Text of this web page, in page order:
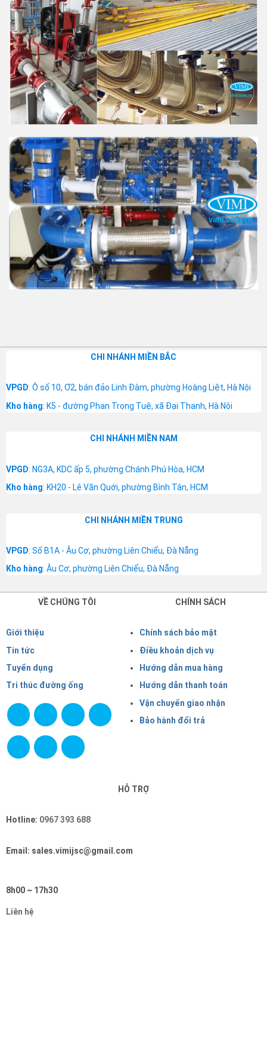
CHI NHÁNH MIỀN BẮC
VPGD: Ô số 10, Ơ2, bán đảo Linh Đàm, phường Hoàng Liệt, Hà Nội
Kho hàng: K5 - đường Phan Trọng Tuệ, xã Đại Thanh, Hà Nội
CHI NHÁNH MIỀN NAM
VPGD: NG3A, KDC ấp 5, phường Chánh Phú Hòa, HCM
Kho hàng: KH20 - Lê Văn Quới, phường Bình Tân, HCM
CHI NHÁNH MIỀN TRUNG
VPGD: Số B1A - Âu Cơ, phường Liên Chiểu, Đà Nẵng
Kho hàng: Âu Cơ, phường Liên Chiểu, Đà Nẵng
VỀ CHÚNG TÔI
Giới thiệu
Tin tức
Tuyển dụng
Tri thúc đường ống
CHÍNH SÁCH
Chính sách bảo mật
Điều khoản dịch vụ
Hướng dẫn mua hàng
Hướng dẫn thanh toán
Vận chuyển giao nhận
Bảo hành đổi trả
HỖ TRỢ
Hotline: 0967 393 688
Email: sales.vimijsc@gmail.com
8h00 ~ 17h30
Liên hệ